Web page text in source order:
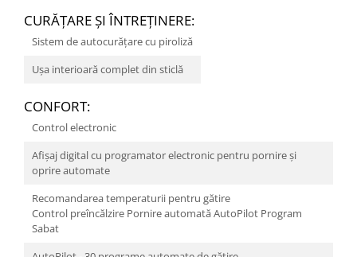
CURĂŢARE ŞI ÎNTREŢINERE:
Sistem de autocurăţare cu piroliză
Uşa interioară complet din sticlă
CONFORT:
Control electronic
Afişaj digital cu programator electronic pentru pornire şi
oprire automate
Recomandarea temperaturii pentru gătire
Control preîncălzire Pornire automată AutoPilot Program
Sabat